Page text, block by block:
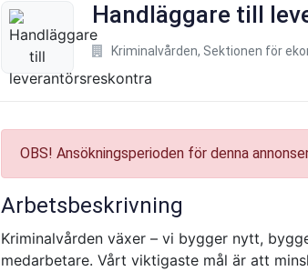
Handläggare till
Kriminalvården, Sektionen för
OBS! Ansökningsperioden för denna
Arbetsbeskrivning
Kriminalvården växer – vi bygger nytt,
medarbetare. Vårt viktigaste mål är att